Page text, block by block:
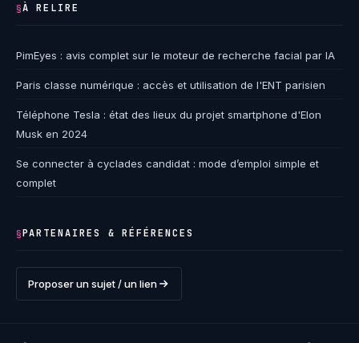
§À RELIRE
PimEyes : avis complet sur le moteur de recherche facial par IA
Paris classe numérique : accès et utilisation de l'ENT parisien
Téléphone Tesla : état des lieux du projet smartphone d'Elon
Musk en 2024
Se connecter à cyclades candidat : mode d’emploi simple et
complet
§PARTENAIRES & RÉFÉRENCES
Proposer un sujet / un lien